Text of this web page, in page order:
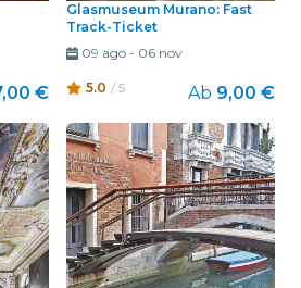
€
Glasmuseum Murano: Fast
Track-Ticket
09 ago- 06 nov
5.0 / 5 Ab 9,00 €